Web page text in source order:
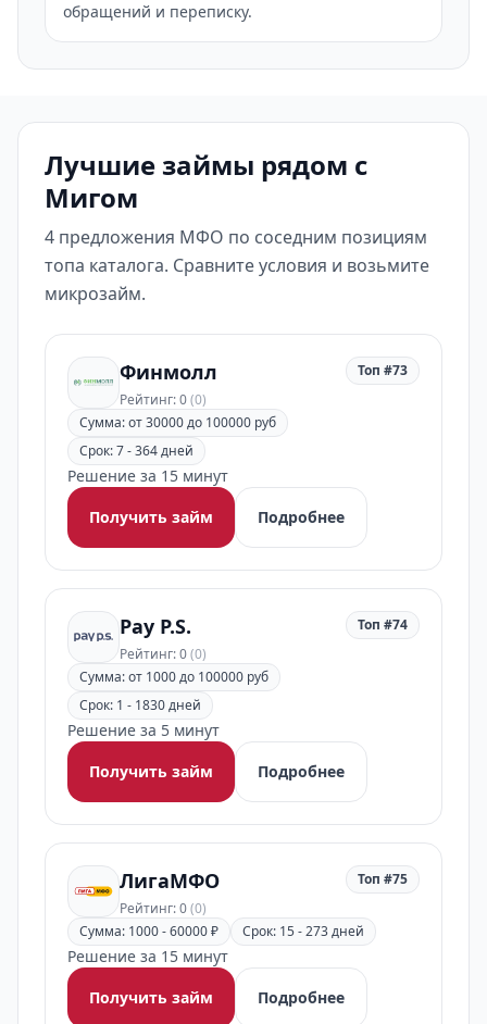
обращений и переписку.
Лучшие займы рядом с
Мигом
4 предложения МФО по соседним позициям
топа каталога. Сравните условия и возьмите
микрозайм.
Финмолл
Рейтинг: 0(0)
Топ #73
Сумма: от 30000 до 100000 руб
Срок: 7 - 364 дней
Решение за 15 минут
Получить займ
Подробнее
Pay P.S.
Рейтинг: 0(0)
Топ #74
Сумма: от 1000 до 100000 руб
Срок: 1 - 1830 дней
Решение за 5 минут
Получить займ
Подробнее
ЛигаМФО
Рейтинг: 0(0)
Топ #75
Сумма: 1000 - 60000 ₽ Срок: 15 - 273 дней
Решение за 15 минут
Получить займ
Подробнее